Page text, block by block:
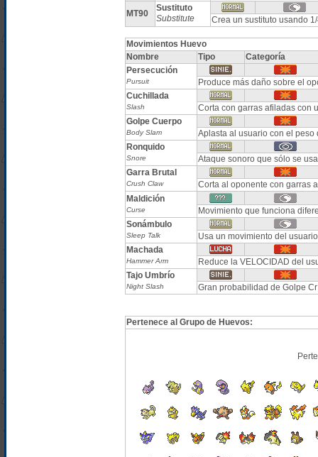
MT90
Sustituto
Substitute
Crea un sustituto usando
Movimientos Huevo
Nombre
Tipo
Categoría
Persecución
Pursuit
Produce más daño sobre el
Cuchillada
Slash
Corta con garras afiladas con
Golpe Cuerpo
Body Slam
Aplasta al usuario con el
Ronquido
Snore
Ataque sonoro que sólo se
Garra Brutal
Crush Claw
Corta al oponente con garras
Maldición
Curse
Movimiento que funciona
Sonámbulo
Sleep Talk
Usa un movimiento del
Machada
Hammer Arm
Reduce la VELOCIDAD del
Tajo Umbrío
Night Slash Gran probabilidad de Golpe
Pertenece al Grupo de Huevos: